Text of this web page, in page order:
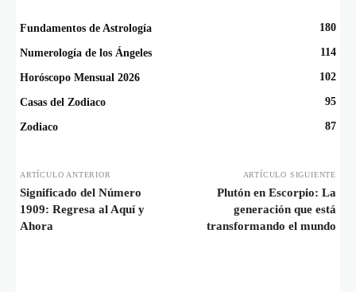
Fundamentos de Astrología 180
Numerología de los Ángeles 114
Horóscopo Mensual 2026 102
Casas del Zodiaco 95
Zodiaco 87
ARTÍCULO ANTERIOR
Significado del Número
1909: Regresa al Aquí y
Ahora
ARTÍCULO SIGUIENTE
Plutón en Escorpio: La
generación que está
transformando el mundo